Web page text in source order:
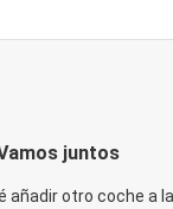
juntos
añadir otro coche a la